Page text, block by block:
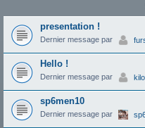
presentation !
Dernier message par
Hello !
Dernier message par
sp6men10
Dernier message par